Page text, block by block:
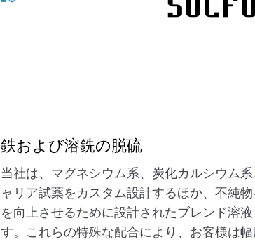
鉄および溶銑の脱硫
当社は、マグネシウム系、炭化カルシウム
ャリア試薬をカスタム設計するほか、不純
を向上させるために設計されたブレンド溶
す。これらの特殊な配合により、お客様は